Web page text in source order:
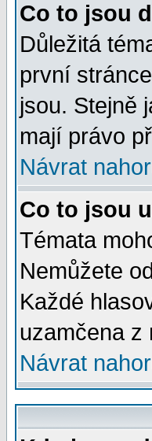
Co to jsou
Důležitá
první
jsou. Stejně
mají právo
Návrat
Co to jsou
Témata
Nemůžete
Každé
uzamčena z
Návrat